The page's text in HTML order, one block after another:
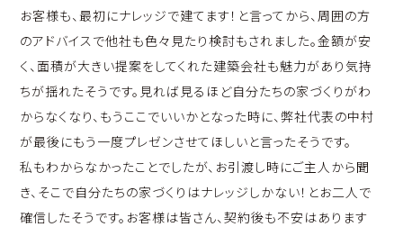
お客様も、最初にナレッジで建てます！と言ってから、周囲の方
のアドバイスで他社も色々見たり検討もされました。金額が安
く、面積が大きい提案をしてくれた建築会社も魅力があり気持
ちが揺れたそうです。見れば見るほど自分たちの家づくりがわ
からなくなり、もうここでいいかとなった時に、弊社代表の中村
が最後にもう一度プレゼンさせてほしいと言ったそうです。
私もわからなかったことでしたが、お引渡し時にご主人から聞
き、そこで自分たちの家づくりはナレッジしかない！とお二人で
確信したそうです。お客様は皆さん、契約後も不安はあります